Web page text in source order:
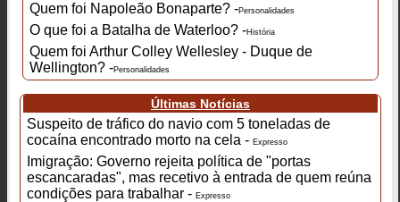
Quem foi Napoleão Bonaparte? -Personalidades
O que foi a Batalha de Waterloo? -História
Quem foi Arthur Colley Wellesley - Duque de
Wellington? -Personalidades
Últimas Notícias
Suspeito de tráfico do navio com 5 toneladas de
cocaína encontrado morto na cela - Expresso
Imigração: Governo rejeita política de "portas
escancaradas", mas recetivo à entrada de quem reúna
condições para trabalhar - Expresso